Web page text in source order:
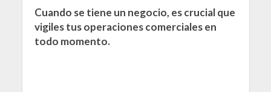
Cuando se tiene un negocio, es crucial que
vigiles tus operaciones comerciales en
todo momento.